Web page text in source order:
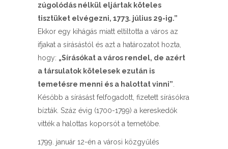
zúgolódás nélkül eljártak köteles
tisztüket elvégezni, 1773. július 29-ig.”
Ekkor egy kihágás miatt eltiltotta a város az
ifjakat a sírásástól és azt a határozatot hozta,
hogy: „Sírásókat a város rendel, de azért
a társulatok kötelesek ezután is
temetésre menni és a halottat vinni”
Később a sírásást felfogadott, fizetett sírásókra
bízták. Száz évig (1700-1799) a kereskedők
vitték a halottas koporsót a temetőbe.
1799. január 12-én a városi közgyűlés